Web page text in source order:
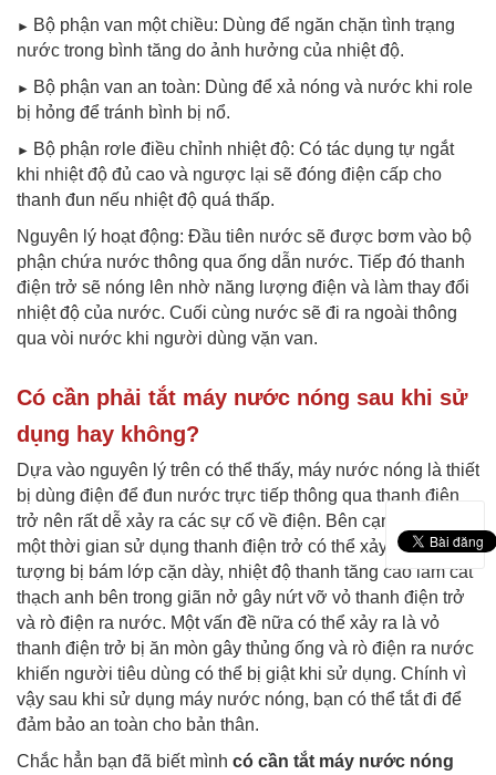
► Bộ phận van một chiều: Dùng để ngăn chặn tình trạng
nước trong bình tăng do ảnh hưởng của nhiệt độ.
► Bộ phận van an toàn: Dùng để xả nóng và nước khi role
bị hỏng để tránh bình bị nổ.
► Bộ phận rơle điều chỉnh nhiệt độ: Có tác dụng tự ngắt
khi nhiệt độ đủ cao và ngược lại sẽ đóng điện cấp cho
thanh đun nếu nhiệt độ quá thấp.
Nguyên lý hoạt động: Đầu tiên nước sẽ được bơm vào bộ
phận chứa nước thông qua ống dẫn nước. Tiếp đó thanh
điện trở sẽ nóng lên nhờ năng lượng điện và làm thay đổi
nhiệt độ của nước. Cuối cùng nước sẽ đi ra ngoài thông
qua vòi nước khi người dùng vặn van.
Có cần phải tắt máy nước nóng sau khi sử
dụng hay không?
Dựa vào nguyên lý trên có thể thấy, máy nước nóng là thiết
bị dùng điện để đun nước trực tiếp thông qua thanh điện
trở nên rất dễ xảy ra các sự cố về điện. Bên cạnh đó, sau
một thời gian sử dụng thanh điện trở có thể xảy ra hiện
tượng bị bám lớp cặn dày, nhiệt độ thanh tăng cao làm cát
thạch anh bên trong giãn nở gây nứt vỡ vỏ thanh điện trở
và rò điện ra nước. Một vấn đề nữa có thể xảy ra là vỏ
thanh điện trở bị ăn mòn gây thủng ống và rò điện ra nước
khiến người tiêu dùng có thể bị giật khi sử dụng. Chính vì
vậy sau khi sử dụng máy nước nóng, bạn có thể tắt đi để
đảm bảo an toàn cho bản thân.
Chắc hẳn bạn đã biết mình có cần tắt máy nước nóng